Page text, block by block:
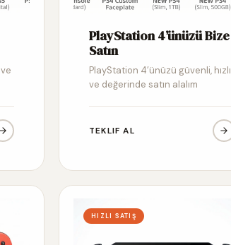
PlayStation 4’ünüzü Bize
Satın
PlayStation 4’ünüzü güvenli, hızlı
ve değerinde satın alalım
TEKLIF AL
HIZLI SATIŞ